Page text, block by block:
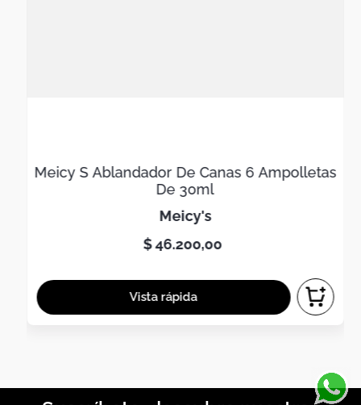
Meicy S Ablandador De Canas 6 Ampolletas
De 30ml
meicy's
$46.200,00